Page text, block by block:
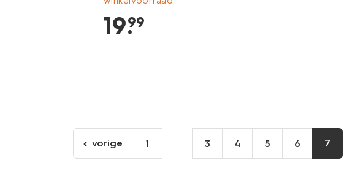
19.
99
ga
naar
vorige 1 ... 3 4 5 6 7